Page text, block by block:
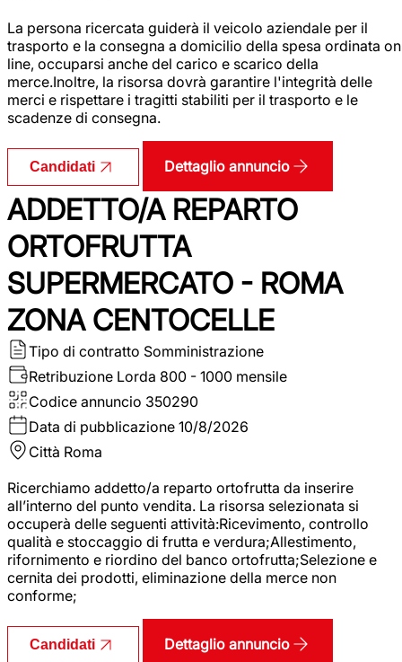
La persona ricercata guiderà il veicolo aziendale per il
trasporto e la consegna a domicilio della spesa ordinata on
line, occuparsi anche del carico e scarico della
merce.Inoltre, la risorsa dovrà garantire l'integrità delle
merci e rispettare i tragitti stabiliti per il trasporto e le
scadenze di consegna.
Candidati Dettaglio annuncio
ADDETTO/A REPARTO
ORTOFRUTTA
SUPERMERCATO - ROMA
ZONA CENTOCELLE
Tipo di contratto Somministrazione
Retribuzione Lorda 800 - 1000 mensile
Codice annuncio 350290
Data di pubblicazione 10/8/2026
Città Roma
Ricerchiamo addetto/a reparto ortofrutta da inserire
all’interno del punto vendita. La risorsa selezionata si
occuperà delle seguenti attività:Ricevimento, controllo
qualità e stoccaggio di frutta e verdura;Allestimento,
rifornimento e riordino del banco ortofrutta;Selezione e
cernita dei prodotti, eliminazione della merce non
conforme;
Candidati Dettaglio annuncio